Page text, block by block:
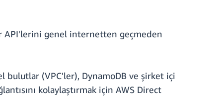
API'lerini genel internetten geçmeden
bulutlar (VPC'ler), DynamoDB ve şirket içi
kolaylaştırmak için AWS Direct